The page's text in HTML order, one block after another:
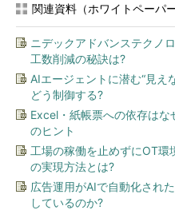
キャリア仮説には定型パター
は個条書き、絵やチャートな
が、以下の5つの質問に答える
自分は何ができるのか
自分は何をしてきたのか
自分はなぜそれをやりた
自分の人生をどのような
関連資料（ホワイトペーパー
ニデックアドバンステクノ
工数削減の秘訣は?
AIエージェントに潜む“見え
どう制御する?
Excel・紙帳票への依存は
のヒント
工場の稼働を止めずにOT環
の実現方法とは?
広告運用がAIで自動化され
しているのか?